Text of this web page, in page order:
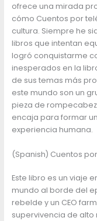
ofrece una mirada
cómo Cuentos por
cultura. Siempre he
libros que intentan
logró conquistarme
inesperados en la
de sus temas más
este mundo son un
pieza de
encaja para formar
experiencia humana.
(Spanish) Cuentos
Este libro es un viaje
mundo al borde del
rebelde y un CEO
supervivencia de alto